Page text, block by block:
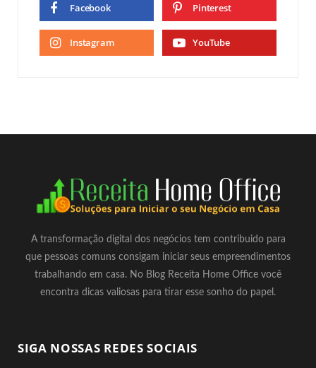
Facebook Pinterest
Instagram YouTube
A transformação digital dos negócios tem contribuido para
que pessoas comuns consigam iniciar seus empreendimentos
trabalhando em casa. No Blog Receita Home Office você
encontra dicas valiosas para tirar esse sonho do papel.
SIGA NOSSAS REDES SOCIAIS